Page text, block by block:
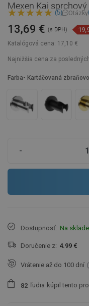
Mexen Kai
(5) Otázky
Katalógová cena: 17,10 €
13,69 € (s DPH)
Najnižšia cena za
Farba - Kartáčovaná
-
Dostupnosť: Na sklade
Doručenie z: 4.99 €
Vrátenie až do 100 dní
82 ľudia kúpil tento